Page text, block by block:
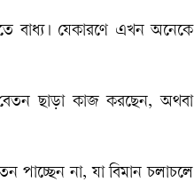
বাধ্য। যেকারণে এখন অনেকে
ছাড়া কাজ করছেন, অথবা
পাচ্ছেন না, যা বিমান চলাচলে